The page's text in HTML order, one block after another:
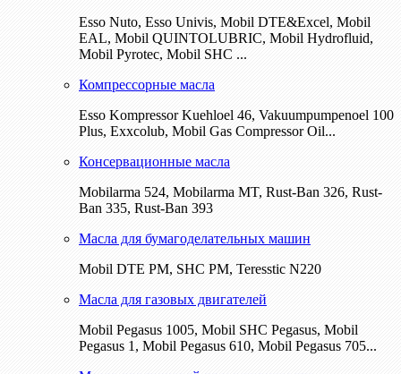
Esso Nuto, Esso Univis, Mobil DTE&Excel, Mobil
EAL, Mobil QUINTOLUBRIC, Mobil Hydrofluid,
Mobil Pyrotec, Mobil SHC ...
Компрессорные масла
Esso Kompressor Kuehloel 46, Vakuumpumpenoel 100
Plus, Exxcolub, Mobil Gas Compressor Oil...
Консервационные масла
Mobilarma 524, Mobilarma MT, Rust-Ban 326, Rust-
Ban 335, Rust-Ban 393
Масла для бумагоделательных машин
Mobil DTE РМ, SHC PM, Teresstic N220
Масла для газовых двигателей
Mobil Pegasus 1005, Mobil SHC Pegasus, Mobil
Pegasus 1, Mobil Pegasus 610, Mobil Pegasus 705...